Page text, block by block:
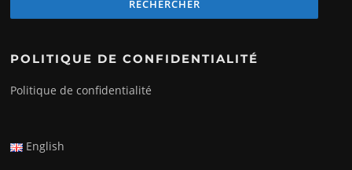
POLITIQUE DE CONFIDENTIALITÉ
Politique de confidentialité
English